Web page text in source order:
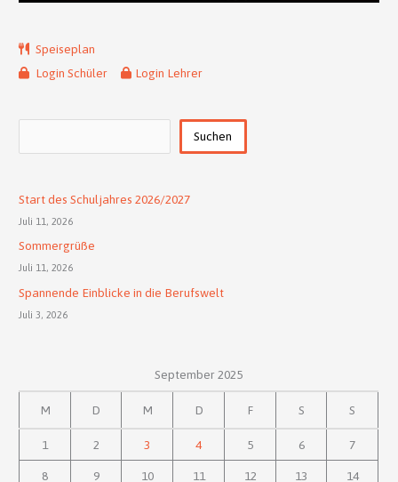
Speiseplan
Login Schüler
Login Lehrer
Suchen
Start des Schuljahres 2026/2027
Juli 11, 2026
Sommergrüße
Juli 11, 2026
Spannende Einblicke in die Berufswelt
Juli 3, 2026
September 2025
M D M D F S S
1 2 3 4 5 6 7
8 9 10 11 12 13 14